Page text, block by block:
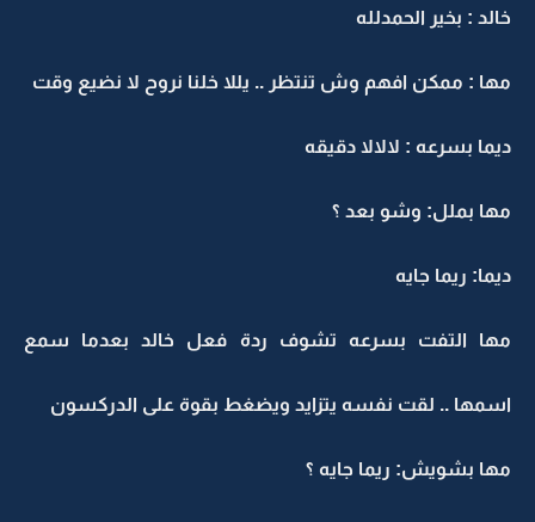
خالد : بخير الحمدلله
مها : ممكن افهم وش تنتظر .. يللا خلنا نروح لا نضيع وقت
ديما بسرعه : لالالا دقيقه
مها بملل: وشو بعد ؟
ديما: ريما جايه
مها التفت بسرعه تشوف ردة فعل خالد بعدما سمع
اسمها .. لقت نفسه يتزايد ويضغط بقوة على الدركسون
مها بشويش: ريما جايه ؟